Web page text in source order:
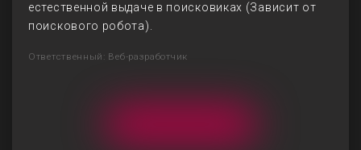
естественной выдаче в поисковиках (Зависит от
поискового робота).
Ответственный: Веб-разработчик